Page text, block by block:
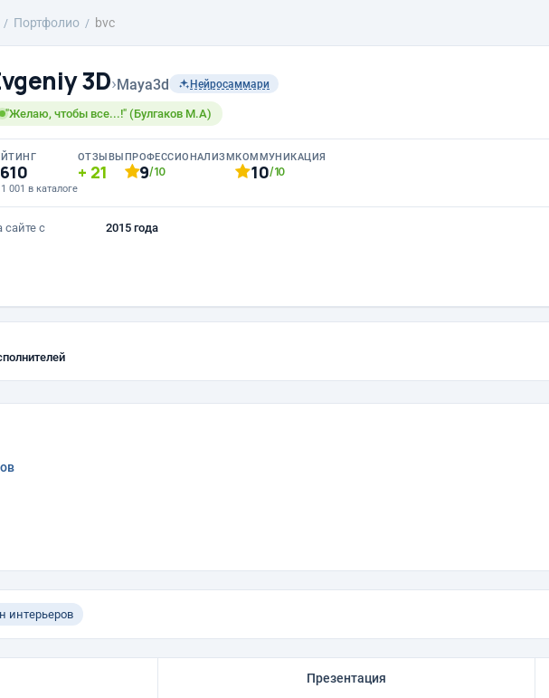
Портфолио bvc
3D›Maya3d Нейросаммари
"Желаю, чтобы все...!" (Булгаков М.А)
001 в каталоге
ОТЗЫВЫ
21
ПРОФЕССИОНАЛИЗМ
9/10
КОММУНИКАЦИЯ
10/10
сайте с 2015 года
интерьеров
Презентация